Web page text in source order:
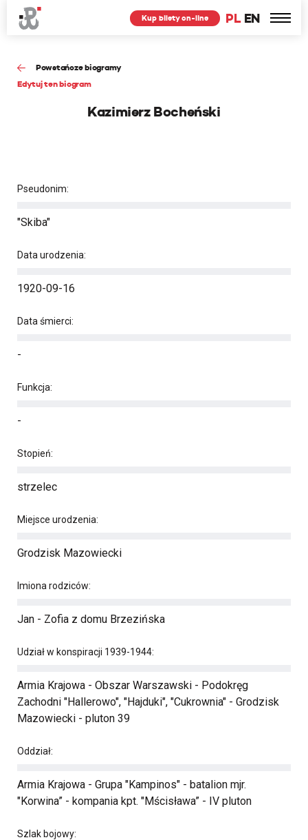
PL EN
Kup bilety on-line
Powstańcze biogramy
Edytuj ten biogram
Kazimierz Bocheński
Pseudonim:
"Skiba"
Data urodzenia:
1920-09-16
Data śmierci:
-
Funkcja:
-
Stopień:
strzelec
Miejsce urodzenia:
Grodzisk Mazowiecki
Imiona rodziców:
Jan - Zofia z domu Brzezińska
Udział w konspiracji 1939-1944:
Armia Krajowa - Obszar Warszawski - Podokręg
Zachodni "Hallerowo", "Hajduki", "Cukrownia" - Grodzisk
Mazowiecki - pluton 39
Oddział:
Armia Krajowa - Grupa "Kampinos" - batalion mjr.
"Korwina” - kompania kpt. "Mścisława” - IV pluton
Szlak bojowy: